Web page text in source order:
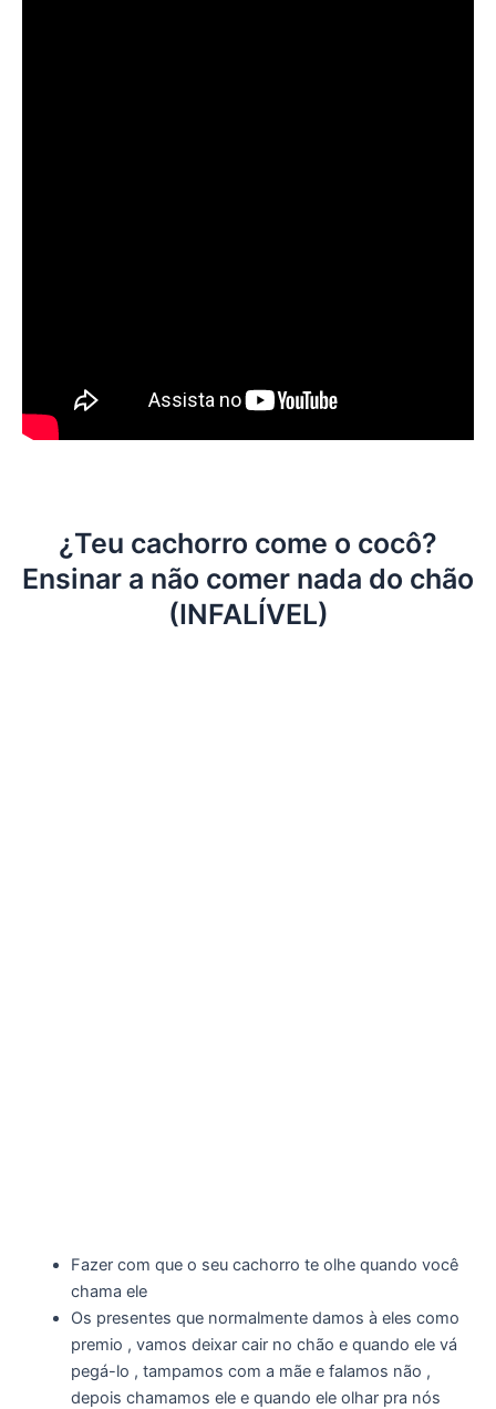
¿Teu cachorro come o cocô?
Ensinar a não comer nada do chão
(INFALÍVEL)
Fazer com que o seu cachorro te olhe quando você
chama ele
Os presentes que normalmente damos à eles como
premio , vamos deixar cair no chão e quando ele vá
pegá-lo , tampamos com a mãe e falamos não ,
depois chamamos ele e quando ele olhar pra nós